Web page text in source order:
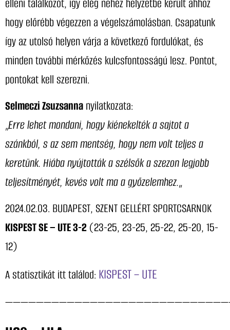
hogy előrébb végezzen a végelszámolásban. Csapatunk
így az utolsó helyen várja a következő fordulókat, és
minden további mérkőzés kulcsfontosságú lesz. Pontot,
pontokat kell szerezni.
Selmeczi Zsuzsannanyilatkozata:
„Erre lehet mondani, hogy kiénekelték a sajtot a
szánkból, s az sem mentség, hogy nem volt teljes a
keretünk. Hiába nyújtották a szélsők a szezon legjobb
teljesítményét, kevés volt ma a győzelemhez.„
2024.02.03. BUDAPEST, SZENT GELLÉRT SPORTCSARNOK
KISPEST SE – UTE 3-2(23-25, 23-25, 25-22, 25-20, 15-
12)
A statisztikát itt találod: KISPEST – UTE